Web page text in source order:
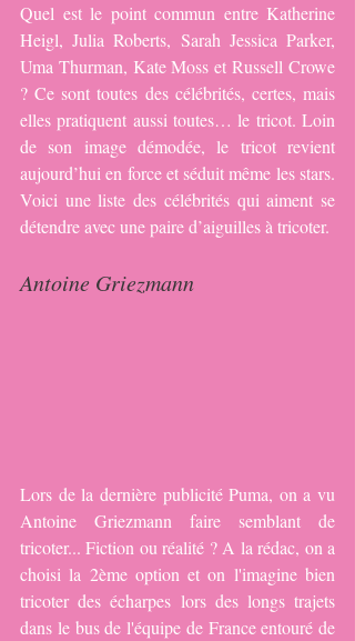
Quel est le point commun entre Katherine
Heigl, Julia Roberts, Sarah Jessica Parker,
Uma Thurman, Kate Moss et Russell Crowe
? Ce sont toutes des célébrités, certes, mais
elles pratiquent aussi toutes… le tricot. Loin
de son image démodée, le tricot revient
aujourd’hui en force et séduit même les stars.
Voici une liste des célébrités qui aiment se
détendre avec une paire d’aiguilles à tricoter.
Antoine Griezmann
Lors de la dernière publicité Puma, on a vu
Antoine Griezmann faire semblant de
tricoter... Fiction ou réalité ? A la rédac, on a
choisi la 2ème option et on l'imagine bien
tricoter des écharpes lors des longs trajets
dans le bus de l'équipe de France entouré de